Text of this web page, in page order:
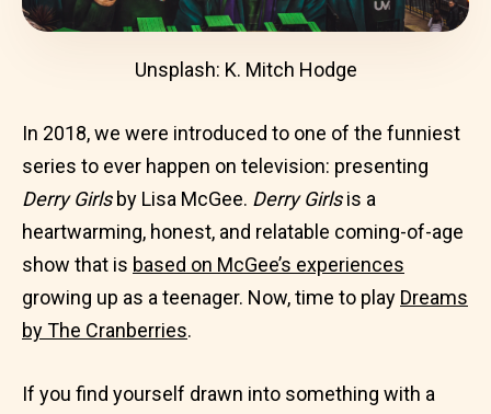
Unsplash: K. Mitch Hodge
In 2018, we were introduced to one of the funniest
series to ever happen on television: presenting
Derry Girlsby Lisa McGee. Derry Girlsis a
heartwarming, honest, and relatable coming-of-age
show that is based on McGee’s experiences
growing up as a teenager. Now, time to play Dreams
by The Cranberries.
If you find yourself drawn into something with a